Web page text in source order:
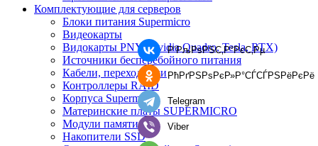
Комплектующие для серверов
Блоки питания Supermicro
Видеокарты
Видокарты PNY (Nvidia Quadro, Tesla, RTX)
Источники бесперебойного питания
Кабели, переходники
Контроллеры RAID
Корпуса Supermicro
Материнские платы SUPERMICRO
Модули памяти
Накопители SSD
Р’РљРѕРЅС‚Р°РєС‚Рµ
РћРґРЅРѕРєР»Р°СЃСЃРЅРёРєРё
Telegram
Viber